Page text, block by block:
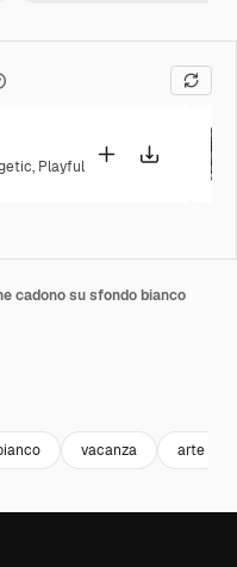
, Playful
cadono su sfondo bianco
vacanza arte